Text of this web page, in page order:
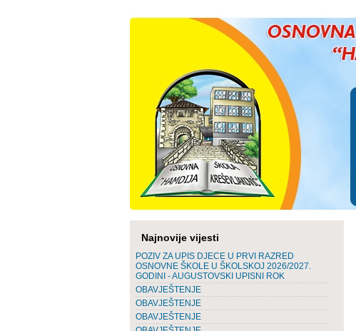
Najnovije vijesti
POZIV ZA UPIS DJECE U PRVI RAZRED
OSNOVNE ŠKOLE U ŠKOLSKOJ 2026/2027.
GODINI - AUGUSTOVSKI UPISNI ROK
OBAVJEŠTENJE
OBAVJEŠTENJE
OBAVJEŠTENJE